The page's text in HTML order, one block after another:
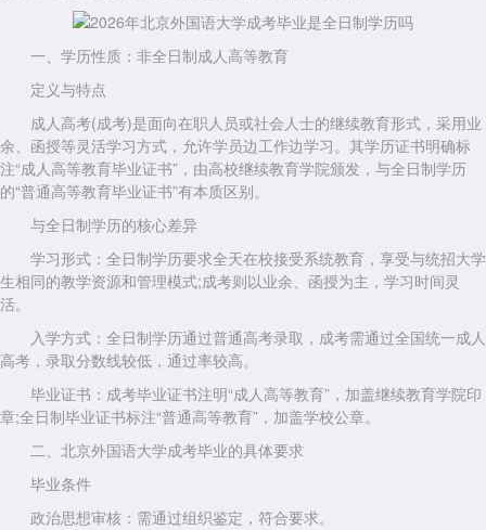
一、学历性质：非全日制成人高等教育
定义与特点
成人高考(成考)是面向在职人员或社会人士的继续教育形式，采用业
余、函授等灵活学习方式，允许学员边工作边学习。其学历证书明确标
注“成人高等教育毕业证书”，由高校继续教育学院颁发，与全日制学历
的“普通高等教育毕业证书”有本质区别。
与全日制学历的核心差异
学习形式：全日制学历要求全天在校接受系统教育，享受与统招大学
生相同的教学资源和管理模式;成考则以业余、函授为主，学习时间灵
活。
入学方式：全日制学历通过普通高考录取，成考需通过全国统一成人
高考，录取分数线较低，通过率较高。
毕业证书：成考毕业证书注明“成人高等教育”，加盖继续教育学院印
章;全日制毕业证书标注“普通高等教育”，加盖学校公章。
二、北京外国语大学成考毕业的具体要求
毕业条件
政治思想审核：需通过组织鉴定，符合要求。